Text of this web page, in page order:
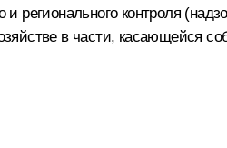
регионального контроля
в части, касающейся